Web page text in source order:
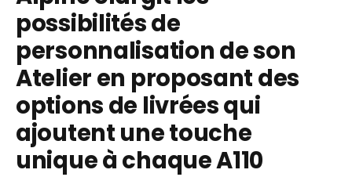
possibilités de
personnalisation de son
Atelier en proposant des
options de livrées qui
ajoutent une touche
unique à chaque A110